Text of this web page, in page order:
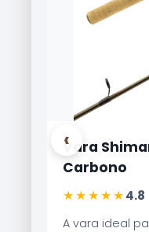
‹
Vara
Carbono
★★★★★4.8
A vara ideal